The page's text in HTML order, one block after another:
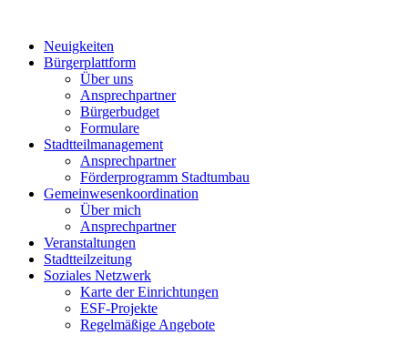
Neuigkeiten
Bürgerplattform
Über uns
Ansprechpartner
Bürgerbudget
Formulare
Stadtteilmanagement
Ansprechpartner
Förderprogramm Stadtumbau
Gemeinwesenkoordination
Über mich
Ansprechpartner
Veranstaltungen
Stadtteilzeitung
Soziales Netzwerk
Karte der Einrichtungen
ESF-Projekte
Regelmäßige Angebote